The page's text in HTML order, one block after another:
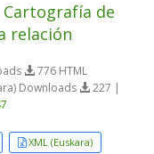
de
relación
776 HTML
Downloads
227 |
XML (Euskara)